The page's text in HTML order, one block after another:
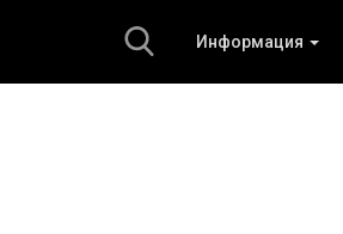
Информация